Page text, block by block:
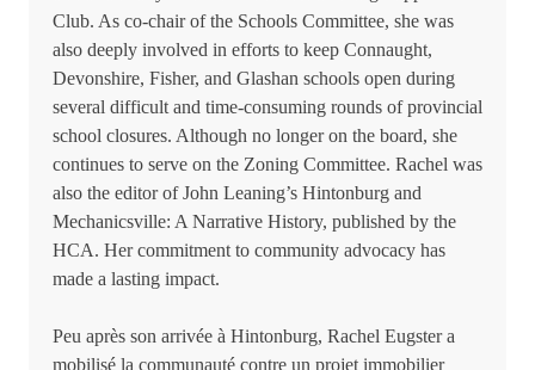
Club. As co-chair of the Schools Committee, she was
also deeply involved in efforts to keep Connaught,
Devonshire, Fisher, and Glashan schools open during
several difficult and time-consuming rounds of provincial
school closures. Although no longer on the board, she
continues to serve on the Zoning Committee. Rachel was
also the editor of John Leaning’s Hintonburg and
Mechanicsville: A Narrative History, published by the
HCA. Her commitment to community advocacy has
made a lasting impact.
Peu après son arrivée à Hintonburg, Rachel Eugster a
mobilisé la communauté contre un projet immobilier